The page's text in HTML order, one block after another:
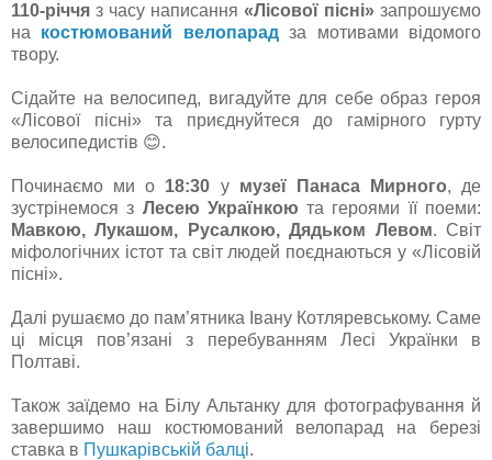
110-річчя з часу написання «Лісової пісні» запрошуємо
на костюмований велопарадза мотивами відомого
твору.
Сідайте на велосипед, вигадуйте для себе образ героя
«Лісової пісні» та приєднуйтеся до гамірного гурту
велосипедистів 😊.
Починаємо ми о 18:30 у музеї Панаса Мирного, де
зустрінемося з Лесею Українкою та героями її поеми:
Мавкою, Лукашом, Русалкою, Дядьком Левом. Світ
міфологічних істот та світ людей поєднаються у «Лісовій
пісні».
Далі рушаємо до пам’ятника Івану Котляревському. Саме
ці місця пов’язані з перебуванням Лесі Українки в
Полтаві.
Також заїдемо на Білу Альтанку для фотографування й
завершимо наш костюмований велопарад на березі
ставка в Пушкарівській балці.